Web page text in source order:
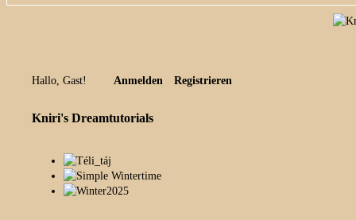
Hallo, Gast! Anmelden Registrieren
Kniri's Dreamtutorials